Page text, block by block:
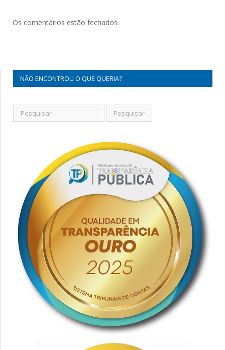
Os comentários estão fechados.
NÃO ENCONTROU O QUE QUERIA?